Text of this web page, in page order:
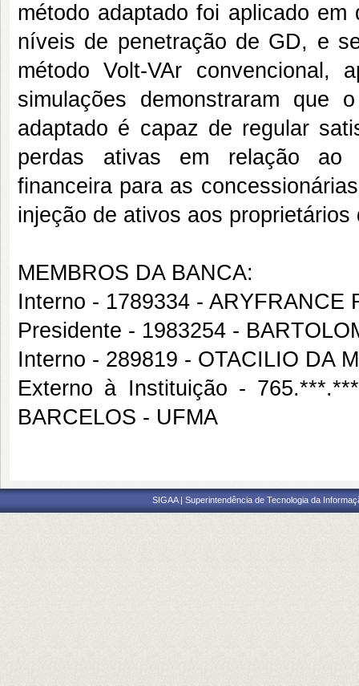
método adaptado foi aplicado
níveis de penetração de GD, e
método Volt-VAr convencional,
simulações demonstraram que
adaptado é capaz de regular
perdas ativas em relação ao
financeira para as
injeção de ativos aos proprietários
MEMBROS DA BANCA:
Interno - 1789334 - ARYFRANCE
Presidente - 1983254 -
Interno - 289819 - OTACILIO DA
Externo à Instituição -
BARCELOS - UFMA
SIGAA | Superintendência de Tecnologia da